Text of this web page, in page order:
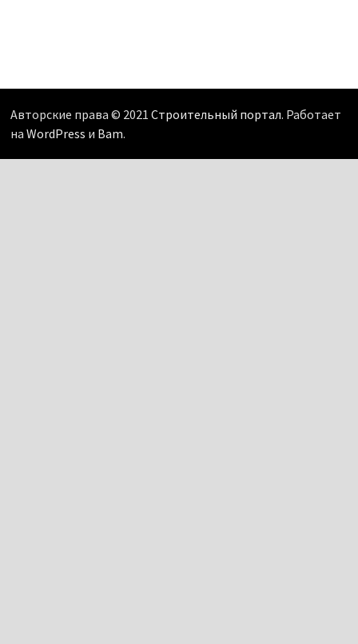
Авторские права © 2021 Строительный портал. Работает
на WordPress и Bam.